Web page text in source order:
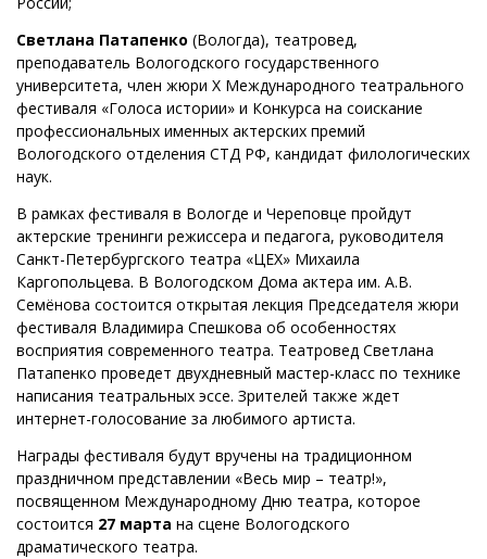
Светлана Патапенко (Вологда), театровед,
преподаватель Вологодского государственного
университета, член жюри X Международного театрального
фестиваля «Голоса истории» и Конкурса на соискание
профессиональных именных актерских премий
Вологодского отделения СТД РФ, кандидат филологических
наук.
В рамках фестиваля в Вологде и Череповце пройдут
актерские тренинги режиссера и педагога, руководителя
Санкт-Петербургского театра «ЦЕХ» Михаила
Каргопольцева. В Вологодском Дома актера им. А.В.
Семёнова состоится открытая лекция Председателя жюри
фестиваля Владимира Спешкова об особенностях
восприятия современного театра. Театровед Светлана
Патапенко проведет двухдневный мастер-класс по технике
написания театральных эссе. Зрителей также ждет
интернет-голосование за любимого артиста.
Награды фестиваля будут вручены на традиционном
праздничном представлении «Весь мир – театр!»,
посвященном Международному Дню театра, которое
состоится 27 марта на сцене Вологодского
драматического театра.